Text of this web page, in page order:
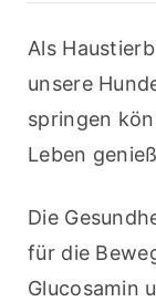
Als
unsere
springen
Leben
Die
für die
Glucosamin